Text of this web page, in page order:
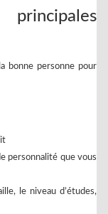
bonne personne pour
personnalité que vous
le niveau d’études,